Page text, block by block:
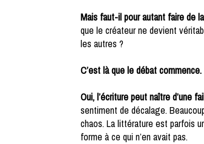
Mais faut-il pour autant faire de
que le créateur ne devient
les autres ?
C’est là que le débat commence.
Oui, l’écriture peut naître d’une
sentiment de décalage.
chaos. La littérature est parfois
forme à ce qui n’en avait pas.